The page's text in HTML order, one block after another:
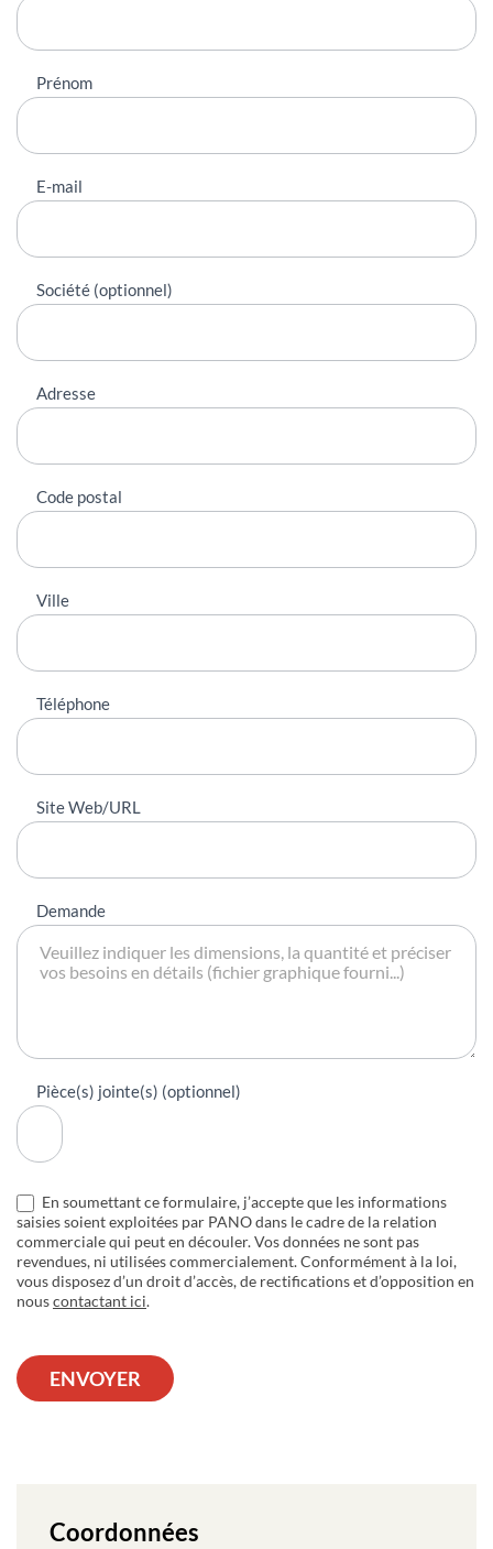
contacter
Prénom
E-mail
Société (optionnel)
Adresse
Code postal
Ville
Téléphone
Site Web/URL
Demande
Pièce(s) jointe(s) (optionnel)
En soumettant ce formulaire, j’accepte que les informations
saisies soient exploitées par PANO dans le cadre de la relation
commerciale qui peut en découler. Vos données ne sont pas
revendues, ni utilisées commercialement. Conformément à la loi,
vous disposez d’un droit d’accès, de rectifications et d’opposition en
nouscontactant ici.
ENVOYER
Coordonnées